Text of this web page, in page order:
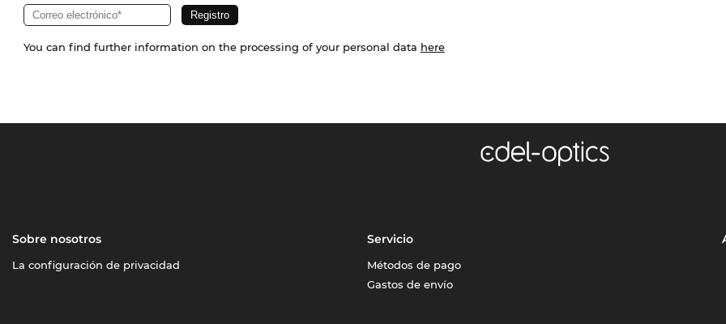
You can find further information on the processing of your personal data here
Sobre nosotros
La configuración de privacidad
Servicio
Métodos de pago
Gastos de envío